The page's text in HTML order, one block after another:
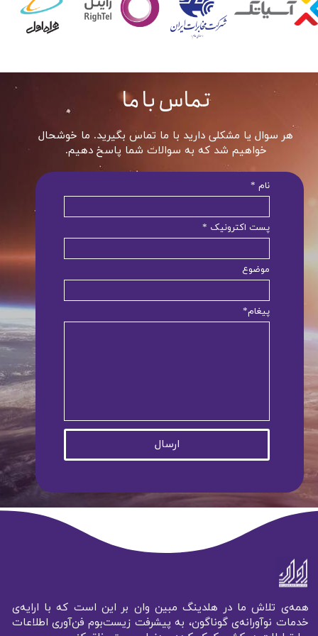
تماس با ما
هر سوال یا مشکلی دارید با ما تماس بگیرید. ما خوشحال
خواهیم شد که به سوالات شما پاسخ دهیم.
نام *
پست اکترونیک *
موضوع
پیغام*
ارسال
همه‌ی تلاش ما در هلدینگ مبین وان بر این است که با ارایه‌ی
خدمات نوآورانه‌ی گوناگون، به پیشرفت زیست‌بوم فن‌آوری اطلاعات